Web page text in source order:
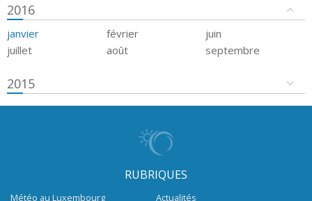
2016
janvier février
juin
juillet
août septembre
2015
RUBRIQUES
Météo au Luxembourg
Actualités